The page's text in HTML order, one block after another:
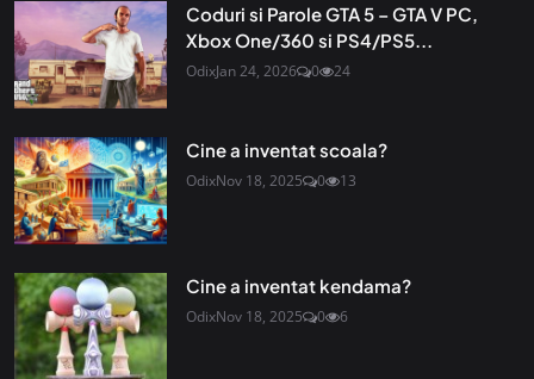
Coduri si Parole GTA 5 – GTA V PC,
Xbox One/360 si PS4/PS5...
OdixJan 24, 2026 0 24
Cine a inventat scoala?
OdixNov 18, 2025 0 13
Cine a inventat kendama?
OdixNov 18, 2025 0 6